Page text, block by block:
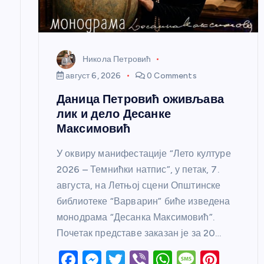
Никола Петровић
август 6, 2026
0 Comments
Даница Петровић оживљава
лик и дело Десанке
Максимовић
У оквиру манифестације “Лето културе
2026 – Темнићки натпис”, у петак, 7.
августа, на Летњој сцени Општинске
библиотеке “Варварин” биће изведена
монодрама “Десанка Максимовић”.
Почетак представе заказан је за 20…